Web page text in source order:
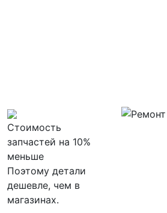
Стоимость
запчастей на 10%
меньше
Поэтому детали
дешевле, чем в
магазинах.